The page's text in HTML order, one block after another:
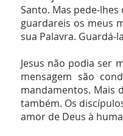
Santo. Mas pede-
guardareis os meus
sua Palavra. Guardá-
Jesus não podia ser
mensagem são
mandamentos. Mais
também. Os
amor de Deus à